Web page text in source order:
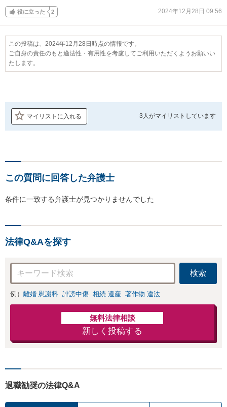
役に立った 2 2024年12月28日 09:56
この投稿は、2024年12月28日時点の情報です。
ご自身の責任のもと適法性・有用性を考慮してご利用いただくようお願いい
たします。
マイリストに入れる 3人がマイリストしています
この質問に回答した弁護士
条件に一致する弁護士が見つかりませんでした
法律Q&Aを探す
検索
例） 離婚 慰謝料 誹謗中傷 相続 遺産 著作物 違法
無料法律相談
新しく投稿する
退職勧奨の法律Q&A